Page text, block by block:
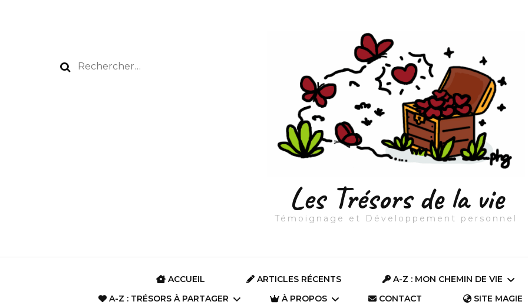
Rechercher :
Les Trésors de la vie
Témoignage et Développement personnel
ACCUEIL ARTICLES RÉCENTS A-Z : MON CHEMIN DE VIE
A-Z : TRÉSORS À PARTAGER À PROPOS CONTACT SITE MAGIE